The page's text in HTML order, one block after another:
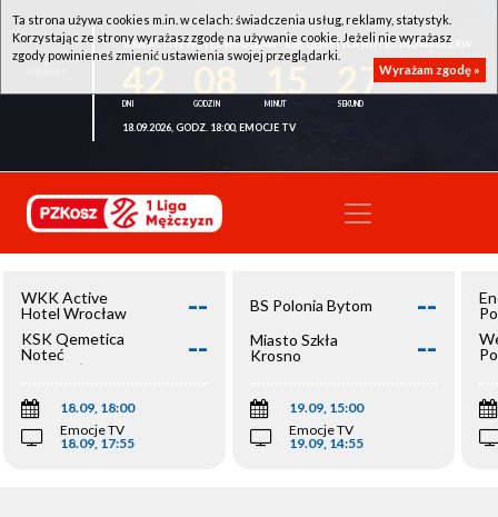
WKK ACTIVE HOTEL WROCŁAW - KSK QEMETICA NOTEĆ INOWROCŁAW
27
18.09.2026, GODZ. 18:00, EMOCJE TV
WKK Active
Hotel Wrocław
--
KSK Qemetica
Noteć
Inowrocław
--
18.09, 18:00
Emocje TV
18.09, 17:55
BS Polonia Bytom --
Miasto Szkła
Krosno
--
19.09, 15:00
Emocje TV
19.09, 14:55
Ta strona używa cookies m.in. w celach: świadczenia usług, reklamy, statystyk.
Korzystając ze strony wyrażasz zgodę na używanie cookie. Jeżeli nie wyrażasz
zgody powinieneś zmienić ustawienia swojej przeglądarki.
Wyrażam zgodę »